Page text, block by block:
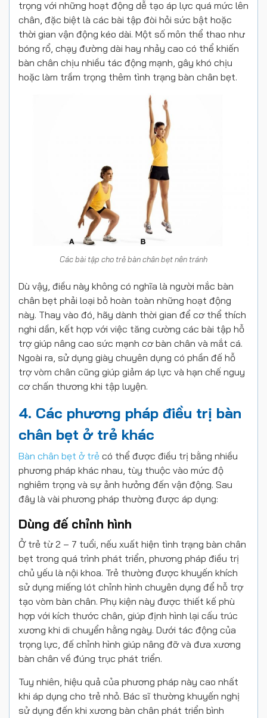
trọng với những hoạt động dễ tạo áp lực quá mức lên
chân, đặc biệt là các bài tập đòi hỏi sức bật hoặc
thời gian vận động kéo dài. Một số môn thể thao như
bóng rổ, chạy đường dài hay nhảy cao có thể khiến
bàn chân chịu nhiều tác động mạnh, gây khó chịu
hoặc làm trầm trọng thêm tình trạng bàn chân bẹt.
Các bài tập cho trẻ bàn chân bẹt nên tránh
Dù vậy, điều này không có nghĩa là người mắc bàn
chân bẹt phải loại bỏ hoàn toàn những hoạt động
này. Thay vào đó, hãy dành thời gian để cơ thể thích
nghi dần, kết hợp với việc tăng cường các bài tập hỗ
trợ giúp nâng cao sức mạnh cơ bàn chân và mắt cá.
Ngoài ra, sử dụng giày chuyên dụng có phần đế hỗ
trợ vòm chân cũng giúp giảm áp lực và hạn chế nguy
cơ chấn thương khi tập luyện.
4. Các phương pháp điều trị bàn
chân bẹt ở trẻ khác
Bàn chân bẹt ở trẻ có thể được điều trị bằng nhiều
phương pháp khác nhau, tùy thuộc vào mức độ
nghiêm trọng và sự ảnh hưởng đến vận động. Sau
đây là vài phương pháp thường được áp dụng:
Dùng đế chỉnh hình
Ở trẻ từ 2 – 7 tuổi, nếu xuất hiện tình trạng bàn chân
bẹt trong quá trình phát triển, phương pháp điều trị
chủ yếu là nội khoa. Trẻ thường được khuyến khích
sử dụng miếng lót chỉnh hình chuyên dụng để hỗ trợ
tạo vòm bàn chân. Phụ kiện này được thiết kế phù
hợp với kích thước chân, giúp định hình lại cấu trúc
xương khi di chuyển hằng ngày. Dưới tác động của
trọng lực, đế chỉnh hình giúp nâng đỡ và đưa xương
bàn chân về đúng trục phát triển.
Tuy nhiên, hiệu quả của phương pháp này cao nhất
khi áp dụng cho trẻ nhỏ. Bác sĩ thường khuyến nghị
sử dụng đến khi xương bàn chân phát triển bình